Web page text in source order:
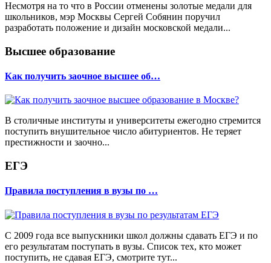
Несмотря на то что в России отменены золотые медали для
школьников, мэр Москвы Сергей Собянин поручил
разработать положение и дизайн московской медали...
Высшее образование
Как получить заочное высшее об…
В столичные институты и университеты ежегодно стремится
поступить внушительное число абитуриентов. Не теряет
престижности и заочно...
ЕГЭ
Правила поступления в вузы по …
С 2009 года все выпускники школ должны сдавать ЕГЭ и по
его результатам поступать в вузы. Список тех, кто может
поступить, не сдавая ЕГЭ, смотрите тут...